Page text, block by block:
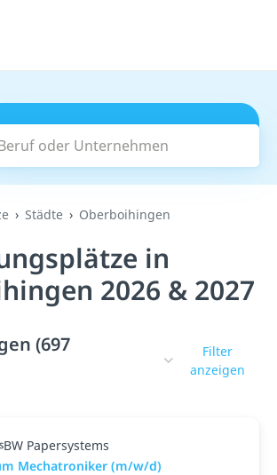
oder Unternehmen
Suchen
Städte Oberboihingen
in
2026 & 2027
(697
Filter
anzeigen
BW Papersystems
Mechatroniker (m/w/d)